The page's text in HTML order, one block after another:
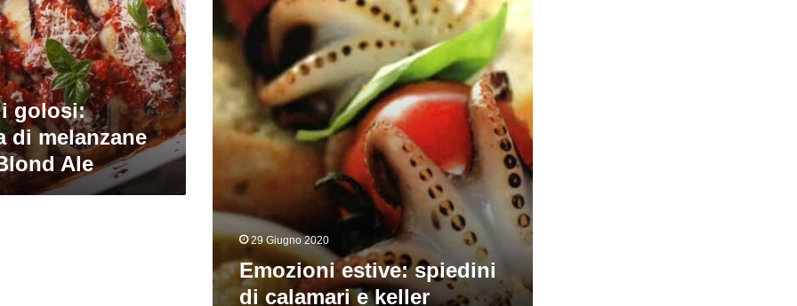
golosi:
di melanzane
Ale
calamari
29 Giugno 2020
Emozioni estive: spiedini
di calamari e keller